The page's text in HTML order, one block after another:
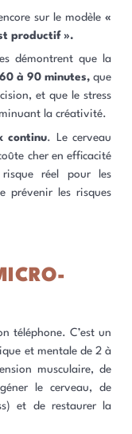
sur le modèle «
productif ».
démontrent que la
à 90 minutes,que
et que le stress
la créativité.
continu. Le cerveau
cher en efficacité
réel pour les
prévenir les risques
téléphone. C’est un
et mentale de 2 à
musculaire, de
le cerveau, de
et de restaurer la